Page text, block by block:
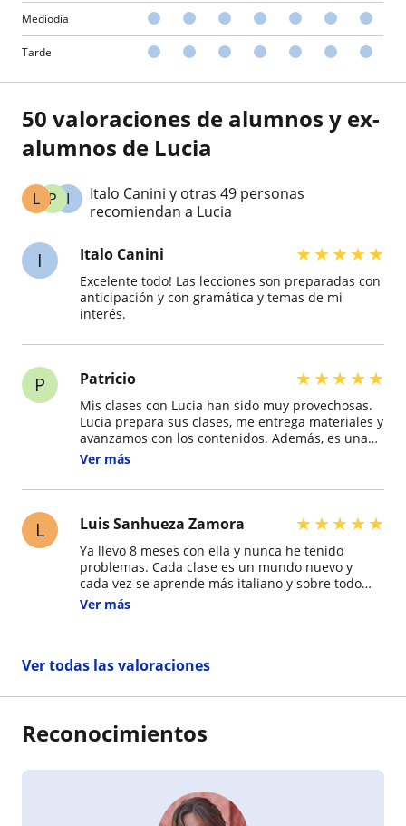
Mediodía
Tarde
50 valoraciones de alumnos y ex-
alumnos de Lucia
I
P
L
Italo Canini y otras 49 personas
recomiendan a Lucia
I Italo Canini ★★★★★
Excelente todo! Las lecciones son preparadas con
anticipación y con gramática y temas de mi
interés.
P Patricio ★★★★★
Mis clases con Lucia han sido muy provechosas.
Lucia prepara sus clases, me entrega materiales y
avanzamos con los contenidos. Además, es una
persona muy preparada, en particular cuando es
más complejos. En suma, es una profesora muy
Ver más
L Luis Sanhueza Zamora ★★★★★
Ya llevo 8 meses con ella y nunca he tenido
problemas. Cada clase es un mundo nuevo y
cada vez se aprende más italiano y sobre todo
sobre sus costumbres y actualidad del país. Ella
ámbitos. Tuve la suerte de encontrarla.
Ver más
Ver todas las valoraciones
Reconocimientos